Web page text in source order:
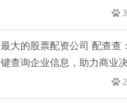
最大的股票配资公司 配查查
键查询企业信息，助力商业